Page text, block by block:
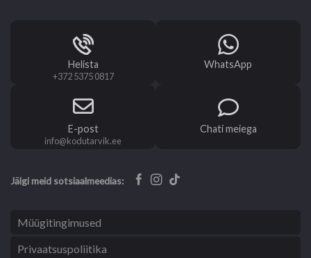
Helista
+372 5375 0817
WhatsApp
E-post
info@kodutarvik.ee
Chati meiega
Jälgi meid sotsiaalmeedias:
Müügitingimused
Privaatsuspoliitika